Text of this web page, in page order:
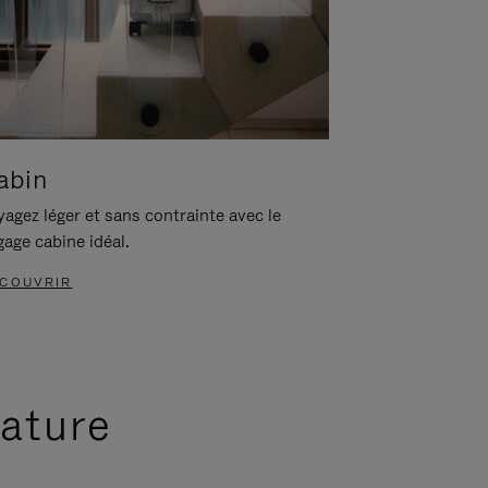
léger et sans contrainte avec le
cabine idéal.